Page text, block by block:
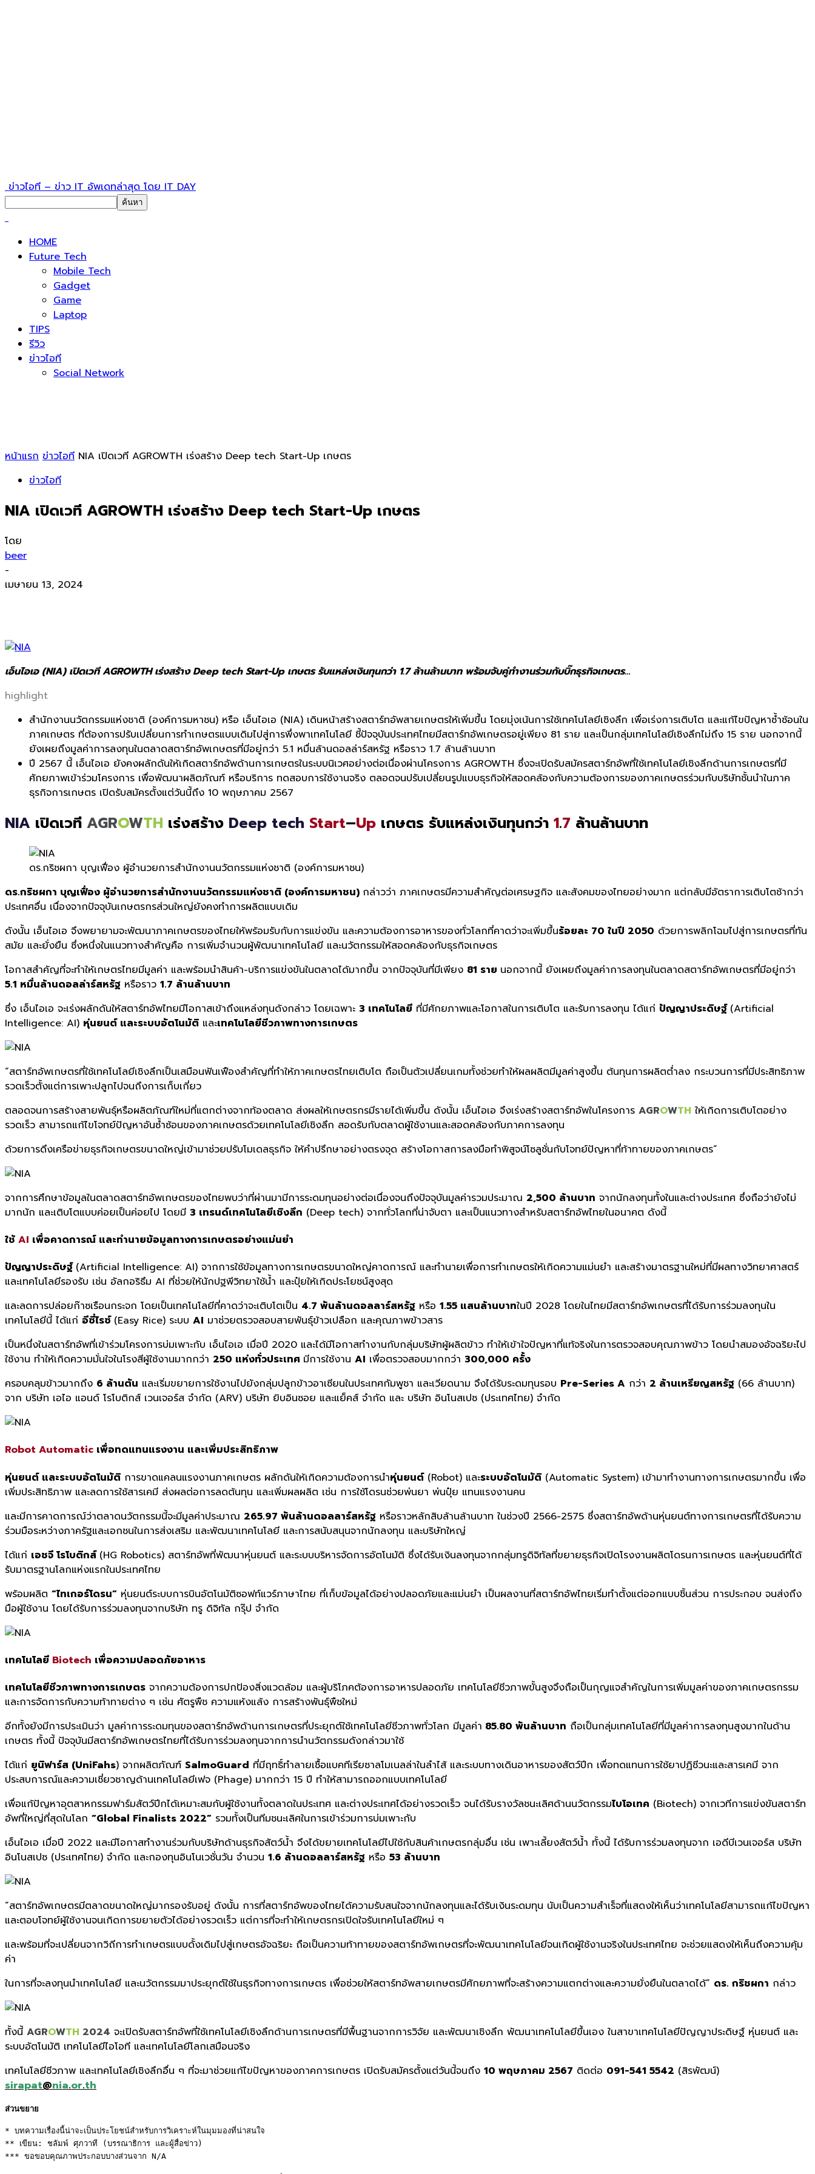
ข่าวไอที – ข่าว IT อัพเดทล่าสุด โดย IT DAY
HOME
Future Tech
Mobile Tech
Gadget
Game
Laptop
TIPS
รีวิว
ข่าวไอที
Social Network
หน้าแรก ข่าวไอที NIA เปิดเวที AGROWTH เร่งสร้าง Deep tech Start-Up เกษตร
ข่าวไอที
NIA เปิดเวที AGROWTH เร่งสร้าง Deep tech Start-Up เกษตร
โดย
beer
-
เมษายน 13, 2024
เอ็นไอเอ (NIA) เปิดเวที AGROWTH เร่งสร้าง Deep tech Start-Up เกษตร รับแหล่งเงินทุนกว่า 1.7 ล้านล้านบาท พร้อมจับคู่ทำงานร่วมกับบิ๊กธุรกิจเกษตร…
highlight
สำนักงานนวัตกรรมแห่งชาติ (องค์การมหาชน) หรือ เอ็นไอเอ (NIA) เดินหน้าสร้างสตาร์ทอัพสายเกษตรให้เพิ่มขึ้น โดยมุ่งเน้นการใช้เทคโนโลยีเชิงลึก เพื่อเร่งการเติบโต และแก้ไขปัญหาซ้ำซ้อนใน
ภาคเกษตร ที่ต้องการปรับเปลี่ยนการทำเกษตรแบบเดิมไปสู่การพึ่งพาเทคโนโลยี ชี้ปัจจุบันประเทศไทยมีสตาร์ทอัพเกษตรอยู่เพียง 81 ราย และเป็นกลุ่มเทคโนโลยีเชิงลึกไม่ถึง 15 ราย นอกจากนี้
ยังเผยถึงมูลค่าการลงทุนในตลาดสตาร์ทอัพเกษตรที่มีอยู่กว่า 5.1 หมื่นล้านดอลล่าร์สหรัฐ หรือราว 1.7 ล้านล้านบาท
ปี 2567 นี้ เอ็นไอเอ ยังคงผลักดันให้เกิดสตาร์ทอัพด้านการเกษตรในระบบนิเวศอย่างต่อเนื่องผ่านโครงการ AGROWTH ซึ่งจะเปิดรับสมัครสตาร์ทอัพที่ใช้เทคโนโลยีเชิงลึกด้านการเกษตรที่มี
ศักยภาพเข้าร่วมโครงการ เพื่อพัฒนาผลิตภัณฑ์ หรือบริการ ทดสอบการใช้งานจริง ตลอดจนปรับเปลี่ยนรูปแบบธุรกิจให้สอดคล้องกับความต้องการของภาคเกษตรร่วมกับบริษัทชั้นนำในภาค
ธุรกิจการเกษตร เปิดรับสมัครตั้งแต่วันนี้ถึง 10 พฤษภาคม 2567
NIA เปิดเวที AGROWTH เร่งสร้าง Deep tech Start–Up เกษตร รับแหล่งเงินทุนกว่า 1.7 ล้านล้านบาท
ดร.กริชผกา บุญเฟื่อง ผู้อำนวยการสำนักงานนวัตกรรมแห่งชาติ (องค์การมหาชน)
ดร.กริชผกา บุญเฟื่อง ผู้อำนวยการสำนักงานนวัตกรรมแห่งชาติ (องค์การมหาชน) กล่าวว่า ภาคเกษตรมีความสำคัญต่อเศรษฐกิจ และสังคมของไทยอย่างมาก แต่กลับมีอัตราการเติบโตช้ากว่า
ประเทศอื่น เนื่องจากปัจจุบันเกษตรกรส่วนใหญ่ยังคงทำการผลิตแบบเดิม
ดังนั้น เอ็นไอเอ จึงพยายามจะพัฒนาภาคเกษตรของไทยให้พร้อมรับกับการแข่งขัน และความต้องการอาหารของทั่วโลกที่คาดว่าจะเพิ่มขึ้นร้อยละ 70 ในปี 2050 ด้วยการพลิกโฉมไปสู่การเกษตรที่ทัน
สมัย และยั่งยืน ซึ่งหนึ่งในแนวทางสำคัญคือ การเพิ่มจำนวนผู้พัฒนาเทคโนโลยี และนวัตกรรมให้สอดคล้องกับธุรกิจเกษตร
โอกาสสำคัญที่จะทำให้เกษตรไทยมีมูลค่า และพร้อมนำสินค้า-บริการแข่งขันในตลาดได้มากขึ้น จากปัจจุบันที่มีเพียง 81 ราย นอกจากนี้ ยังเผยถึงมูลค่าการลงทุนในตลาดสตาร์ทอัพเกษตรที่มีอยู่กว่า
5.1 หมื่นล้านดอลล่าร์สหรัฐ หรือราว 1.7 ล้านล้านบาท
ซึ่ง เอ็นไอเอ จะเร่งผลักดันให้สตาร์ทอัพไทยมีโอกาสเข้าถึงแหล่งทุนดังกล่าว โดยเฉพาะ 3 เทคโนโลยี ที่มีศักยภาพและโอกาสในการเติบโต และรับการลงทุน ได้แก่ ปัญญาประดิษฐ์ (Artificial
Intelligence: AI) หุ่นยนต์ และระบบอัตโนมัติ และเทคโนโลยีชีวภาพทางการเกษตร
“สตาร์ทอัพเกษตรที่ใช้เทคโนโลยีเชิงลึกเป็นเสมือนฟันเฟืองสำคัญที่ทำให้ภาคเกษตรไทยเติบโต ถือเป็นตัวเปลี่ยนเกมทั้งช่วยทำให้ผลผลิตมีมูลค่าสูงขึ้น ต้นทุนการผลิตต่ำลง กระบวนการที่มีประสิทธิภาพ
รวดเร็วตั้งแต่การเพาะปลูกไปจนถึงการเก็บเกี่ยว
ตลอดจนการสร้างสายพันธุ์หรือผลิตภัณฑ์ใหม่ที่แตกต่างจากท้องตลาด ส่งผลให้เกษตรกรมีรายได้เพิ่มขึ้น ดังนั้น เอ็นไอเอ จึงเร่งสร้างสตาร์ทอัพในโครงการ AGROWTH ให้เกิดการเติบโตอย่าง
รวดเร็ว สามารถแก้ไขโจทย์ปัญหาอันซ้ำซ้อนของภาคเกษตรด้วยเทคโนโลยีเชิงลึก สอดรับกับตลาดผู้ใช้งานและสอดคล้องกับภาคการลงทุน
ด้วยการดึงเครือข่ายธุรกิจเกษตรขนาดใหญ่เข้ามาช่วยปรับโมเดลธุรกิจ ให้คำปรึกษาอย่างตรงจุด สร้างโอกาสการลงมือทำพิสูจน์โซลูชั่นกับโจทย์ปัญหาที่ท้าทายของภาคเกษตร”
จากการศึกษาข้อมูลในตลาดสตาร์ทอัพเกษตรของไทยพบว่าที่ผ่านมามีการระดมทุนอย่างต่อเนื่องจนถึงปัจจุบันมูลค่ารวมประมาณ 2,500 ล้านบาท จากนักลงทุนทั้งในและต่างประเทศ ซึ่งถือว่ายังไม่
มากนัก และเติบโตแบบค่อยเป็นค่อยไป โดยมี 3 เทรนด์เทคโนโลยีเชิงลึก (Deep tech) จากทั่วโลกที่น่าจับตา และเป็นแนวทางสำหรับสตาร์ทอัพไทยในอนาคต ดังนี้
ใช้ AI เพื่อคาดการณ์ และทำนายข้อมูลทางการเกษตรอย่างแม่นยำ
ปัญญาประดิษฐ์ (Artificial Intelligence: AI) จากการใช้ข้อมูลทางการเกษตรขนาดใหญ่คาดการณ์ และทำนายเพื่อการทำเกษตรให้เกิดความแม่นยำ และสร้างมาตรฐานใหม่ที่มีผลทางวิทยาศาสตร์
และเทคโนโลยีรองรับ เช่น อัลกอริธึม AI ที่ช่วยให้นักปฐพีวิทยาใช้น้ำ และปุ๋ยให้เกิดประโยชน์สูงสุด
และลดการปล่อยก๊าซเรือนกระจก โดยเป็นเทคโนโลยีที่คาดว่าจะเติบโตเป็น 4.7 พันล้านดอลลาร์สหรัฐ หรือ 1.55 แสนล้านบาทในปี 2028 โดยในไทยมีสตาร์ทอัพเกษตรที่ได้รับการร่วมลงทุนใน
เทคโนโลยีนี้ ได้แก่ อีซี่ไรซ์ (Easy Rice) ระบบ AI มาช่วยตรวจสอบสายพันธุ์ข้าวเปลือก และคุณภาพข้าวสาร
เป็นหนึ่งในสตาร์ทอัพที่เข้าร่วมโครงการบ่มเพาะกับ เอ็นไอเอ เมื่อปี 2020 และได้มีโอกาสทำงานกับกลุ่มบริษัทผู้ผลิตข้าว ทำให้เข้าใจปัญหาที่แท้จริงในการตรวจสอบคุณภาพข้าว โดยนำสมองอัจฉริยะไป
ใช้งาน ทำให้เกิดความมั่นใจในโรงสีผู้ใช้งานมากกว่า 250 แห่งทั่วประเทศ มีการใช้งาน AI เพื่อตรวจสอบมากกว่า 300,000 ครั้ง
ครอบคลุมข้าวมากถึง 6 ล้านตัน และเริ่มขยายการใช้งานไปยังกลุ่มปลูกข้าวอาเซียนในประเทศกัมพูชา และเวียดนาม จึงได้รับระดมทุนรอบ Pre-Series A กว่า 2 ล้านเหรียญสหรัฐ (66 ล้านบาท)
จาก บริษัท เอไอ แอนด์ โรโบติกส์ เวนเจอร์ส จำกัด (ARV) บริษัท ยิบอินซอย และแย็คส์ จำกัด และ บริษัท อินโนสเปซ (ประเทศไทย) จำกัด
Robot Automatic เพื่อทดแทนแรงงาน และเพิ่มประสิทธิภาพ
หุ่นยนต์ และระบบอัตโนมัติ การขาดแคลนแรงงานภาคเกษตร ผลักดันให้เกิดความต้องการนำหุ่นยนต์(Robot) และระบบอัตโนมัติ (Automatic System) เข้ามาทำงานทางการเกษตรมากขึ้น เพื่อ
เพิ่มประสิทธิภาพ และลดการใช้สารเคมี ส่งผลต่อการลดต้นทุน และเพิ่มผลผลิต เช่น การใช้โดรนช่วยพ่นยา พ่นปุ๋ย แทนแรงงานคน
และมีการคาดการณ์ว่าตลาดนวัตกรรมนี้จะมีมูลค่าประมาณ 265.97 พันล้านดอลลาร์สหรัฐ หรือราวหลักสิบล้านล้านบาท ในช่วงปี 2566-2575 ซึ่งสตาร์ทอัพด้านหุ่นยนต์ทางการเกษตรที่ได้รับความ
ร่วมมือระหว่างภาครัฐและเอกชนในการส่งเสริม และพัฒนาเทคโนโลยี และการสนับสนุนจากนักลงทุน และบริษัทใหญ่
ได้แก่ เอชจี โรโบติกส์ (HG Robotics) สตาร์ทอัพที่พัฒนาหุ่นยนต์ และระบบบริหารจัดการอัตโนมัติ ซึ่งได้รับเงินลงทุนจากกลุ่มทรูดิจิทัลที่ขยายธุรกิจเปิดโรงงานผลิตโดรนการเกษตร และหุ่นยนต์ที่ได้
รับมาตรฐานโลกแห่งแรกในประเทศไทย
พร้อมผลิต “ไทเกอร์โดรน” หุ่นยนต์ระบบการบินอัตโนมัติซอฟท์แวร์ภาษาไทย ที่เก็บข้อมูลได้อย่างปลอดภัยและแม่นยำ เป็นผลงานที่สตาร์ทอัพไทยเริ่มทำตั้งแต่ออกแบบชิ้นส่วน การประกอบ จนส่งถึง
มือผู้ใช้งาน โดยได้รับการร่วมลงทุนจากบริษัท ทรู ดิจิทัล กรุ๊ป จำกัด
เทคโนโลยี Biotech เพื่อความปลอดภัยอาหาร
เทคโนโลยีชีวภาพทางการเกษตร จากความต้องการปกป้องสิ่งแวดล้อม และผู้บริโภคต้องการอาหารปลอดภัย เทคโนโลยีชีวภาพขั้นสูงจึงถือเป็นกุญแจสำคัญในการเพิ่มมูลค่าของภาคเกษตรกรรม
และการจัดการกับความท้าทายต่าง ๆ เช่น ศัตรูพืช ความแห้งแล้ง การสร้างพันธุ์พืชใหม่
อีกทั้งยังมีการประเมินว่า มูลค่าการระดมทุนของสตาร์ทอัพด้านการเกษตรที่ประยุกต์ใช้เทคโนโลยีชีวภาพทั่วโลก มีมูลค่า 85.80 พันล้านบาท ถือเป็นกลุ่มเทคโนโลยีที่มีมูลค่าการลงทุนสูงมากในด้าน
เกษตร ทั้งนี้ ปัจจุบันมีสตาร์ทอัพเกษตรไทยที่ได้รับการร่วมลงทุนจากการนำนวัตกรรมดังกล่าวมาใช้
ได้แก่ ยูนิฟาร์ส (UniFahs) จากผลิตภัณฑ์ SalmoGuard ที่มีฤทธิ์ทำลายเชื้อแบคทีเรียซาลโมเนลล่าในลำไส้ และระบบทางเดินอาหารของสัตว์ปีก เพื่อทดแทนการใช้ยาปฏิชีวนะและสารเคมี จาก
ประสบการณ์และความเชี่ยวชาญด้านเทคโนโลยีเฟจ (Phage) มากกว่า 15 ปี ทำให้สามารถออกแบบเทคโนโลยี
เพื่อแก้ปัญหาอุตสาหกรรมฟาร์มสัตว์ปีกได้เหมาะสมกับผู้ใช้งานทั้งตลาดในประเทศ และต่างประเทศได้อย่างรวดเร็ว จนได้รับรางวัลชนะเลิศด้านนวัตกรรมไบโอเทค (Biotech) จากเวทีการแข่งขันสตาร์ท
อัพที่ใหญ่ที่สุดในโลก “Global Finalists 2022” รวมทั้งเป็นทีมชนะเลิศในการเข้าร่วมการบ่มเพาะกับ
เอ็นไอเอ เมื่อปี 2022 และมีโอกาสทำงานร่วมกับบริษัทด้านธุรกิจสัตว์น้ำ จึงได้ขยายเทคโนโลยีไปใช้กับสินค้าเกษตรกลุ่มอื่น เช่น เพาะเลี้ยงสัตว์น้ำ ทั้งนี้ ได้รับการร่วมลงทุนจาก เอดีบีเวนเจอร์ส บริษัท
อินโนสเปซ (ประเทศไทย) จำกัด และกองทุนอินโนเวชั่นวัน จำนวน 1.6 ล้านดอลลาร์สหรัฐ หรือ 53 ล้านบาท
“สตาร์ทอัพเกษตรมีตลาดขนาดใหญ่มากรองรับอยู่ ดังนั้น การที่สตาร์ทอัพของไทยได้ความรับสนใจจากนักลงทุนและได้รับเงินระดมทุน นับเป็นความสำเร็จที่แสดงให้เห็นว่าเทคโนโลยีสามารถแก้ไขปัญหา
และตอบโจทย์ผู้ใช้งานจนเกิดการขยายตัวได้อย่างรวดเร็ว แต่การที่จะทำให้เกษตรกรเปิดใจรับเทคโนโลยีใหม่ ๆ
และพร้อมที่จะเปลี่ยนจากวิถีการทำเกษตรแบบดั้งเดิมไปสู่เกษตรอัจฉริยะ ถือเป็นความท้าทายของสตาร์ทอัพเกษตรที่จะพัฒนาเทคโนโลยีจนเกิดผู้ใช้งานจริงในประเทศไทย จะช่วยแสดงให้เห็นถึงความคุ้ม
ค่า
ในการที่จะลงทุนนำเทคโนโลยี และนวัตกรรมมาประยุกต์ใช้ในธุรกิจทางการเกษตร เพื่อช่วยให้สตาร์ทอัพสายเกษตรมีศักยภาพที่จะสร้างความแตกต่างและความยั่งยืนในตลาดได้” ดร. กริชผกา กล่าว
ทั้งนี้ AGROWTH 2024 จะเปิดรับสตาร์ทอัพที่ใช้เทคโนโลยีเชิงลึกด้านการเกษตรที่มีพื้นฐานจากการวิจัย และพัฒนาเชิงลึก พัฒนาเทคโนโลยีขึ้นเอง ในสาขาเทคโนโลยีปัญญาประดิษฐ์ หุ่นยนต์ และ
ระบบอัตโนมัติ เทคโนโลยีไอโอที และเทคโนโลยีโลกเสมือนจริง
เทคโนโลยีชีวภาพ และเทคโนโลยีเชิงลึกอื่น ๆ ที่จะมาช่วยแก้ไขปัญหาของภาคการเกษตร เปิดรับสมัครตั้งแต่วันนี้จนถึง 10 พฤษภาคม 2567 ติดต่อ 091-541 5542 (สิรพัฒน์)
sirapat@nia.or.th
ส่วนขยาย
* บทความเรื่องนี้น่าจะเป็นประโยชน์สำหรับการวิเคราะห์ในมุมมองที่น่าสนใจ
** เขียน: ชลัมพ์ ศุภวาที (บรรณาธิการ และผู้สื่อข่าว)
*** ขอขอบคุณภาพประกอบบางส่วนจาก N/A